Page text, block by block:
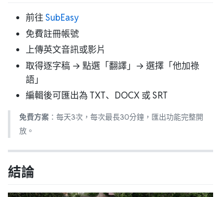
前往 SubEasy
免費註冊帳號
上傳英文音訊或影片
取得逐字稿 → 點選「翻譯」→ 選擇「他加祿
語」
編輯後可匯出為 TXT、DOCX 或 SRT
免費方案：每天3次，每次最長30分鐘，匯出功能完整開
放。
結論